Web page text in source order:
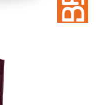
| Fiyatları